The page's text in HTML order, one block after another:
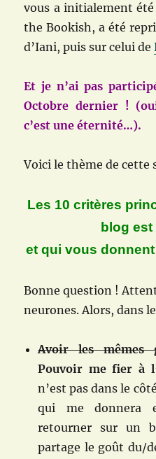
vous a initialement
the Bookish, a été
d’Iani, puis sur celui de
Et je n’ai pas
Octobre dernier !
c’est une éternité…).
Voici le thème de cette
Les 10 critères
blog
et qui vous
Bonne question !
neurones. Alors, dans
Avoir les mêmes
Pouvoir me fier à
n’est pas dans le
qui me donnera
retourner sur un
partage le goût du/